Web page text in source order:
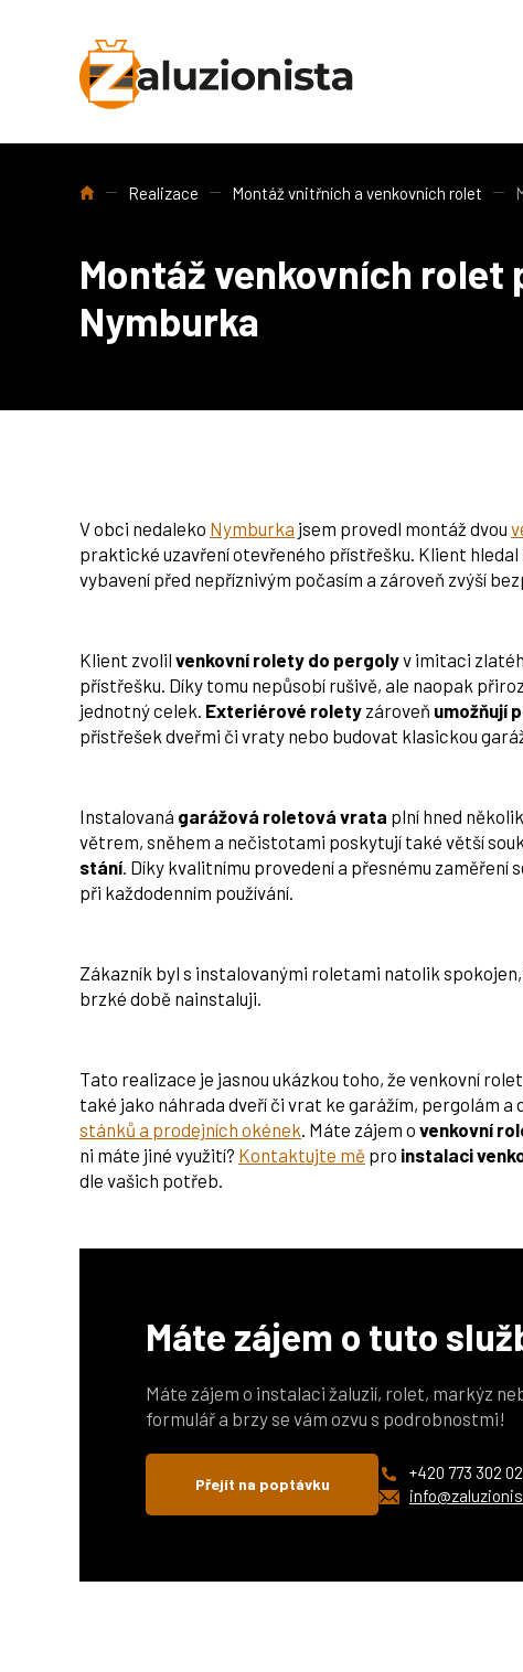
Úvod Realizace Montáž vnitřních a venkovních rolet
Montáž venkovních rolet
Nymburka
V obci nedaleko Nymburka jsem provedl montáž dvou
praktické uzavření otevřeného přístřešku. Klient
vybavení před nepříznivým počasím a zároveň zvýší
Klient zvolil venkovní rolety do pergolyv imitaci
přístřešku. Díky tomu nepůsobí rušivě, ale naopak
jednotný celek. Exteriérové rolety zároveň umožňují
přístřešek dveřmi či vraty nebo budovat klasickou
Instalovaná garážová roletová vrata plní hned
větrem, sněhem a nečistotami poskytují také větší
stání. Díky kvalitnímu provedení a přesnému zaměření
při každodenním používání.
Zákazník byl s instalovanými roletami natolik
brzké době nainstaluji.
Tato realizace je jasnou ukázkou toho, že venkovní
také jako náhrada dveří či vrat ke garážím, pergolám a
stánků a prodejních okének. Máte zájem o venkovní
ni máte jiné využití? Kontaktujte mě pro instalaci
dle vašich potřeb.
Máte zájem o tuto
Máte zájem o instalaci žaluzií, rolet, markýz
formulář a brzy se vám ozvu s podrobnostmi!
Přejít na poptávku
+420 773 302